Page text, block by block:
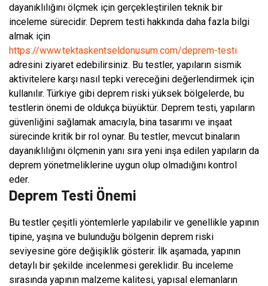
dayanıklılığını ölçmek için gerçekleştirilen teknik bir
inceleme sürecidir. Deprem testi hakkında daha fazla bilgi
almak için
https://www.tektaskentseldonusum.com/deprem-testi
adresini ziyaret edebilirsiniz. Bu testler, yapıların sismik
aktivitelere karşı nasıl tepki vereceğini değerlendirmek için
kullanılır. Türkiye gibi deprem riski yüksek bölgelerde, bu
testlerin önemi de oldukça büyüktür. Deprem testi, yapıların
güvenliğini sağlamak amacıyla, bina tasarımı ve inşaat
sürecinde kritik bir rol oynar. Bu testler, mevcut binaların
dayanıklılığını ölçmenin yanı sıra yeni inşa edilen yapıların da
deprem yönetmeliklerine uygun olup olmadığını kontrol
eder.
Deprem Testi Önemi
Bu testler çeşitli yöntemlerle yapılabilir ve genellikle yapının
tipine, yaşına ve bulunduğu bölgenin deprem riski
seviyesine göre değişiklik gösterir. İlk aşamada, yapının
detaylı bir şekilde incelenmesi gereklidir. Bu inceleme
sırasında yapının malzeme kalitesi, yapısal elemanların